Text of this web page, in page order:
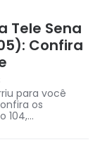
Tele Sena
Confira
para você
os
104,
e todos os
Semana